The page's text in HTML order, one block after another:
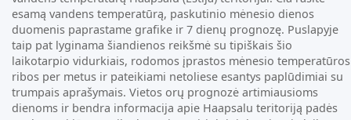
esamą vandens temperatūrą, paskutinio mėnesio dienos
duomenis paprastame grafike ir 7 dienų prognozę. Puslapyje
taip pat lyginama šiandienos reikšmė su tipiškais šio
laikotarpio vidurkiais, rodomos įprastos mėnesio temperatūros
ribos per metus ir pateikiami netoliese esantys paplūdimiai su
trumpais aprašymais. Vietos orų prognozė artimiausioms
dienoms ir bendra informacija apie Haapsalu teritoriją padės